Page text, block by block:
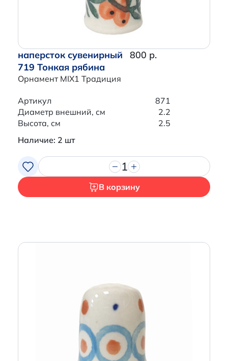
наперсток сувенирный
719 Тонкая рябина
Орнамент MIX1 Традиция
800 р.
Артикул
871
Диаметр внешний, см
2.2
Высота, см
2.5
Наличие: 2 шт
1
В корзину